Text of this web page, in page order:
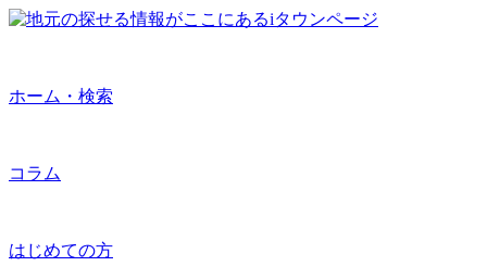
ホーム・検索
コラム
はじめての方